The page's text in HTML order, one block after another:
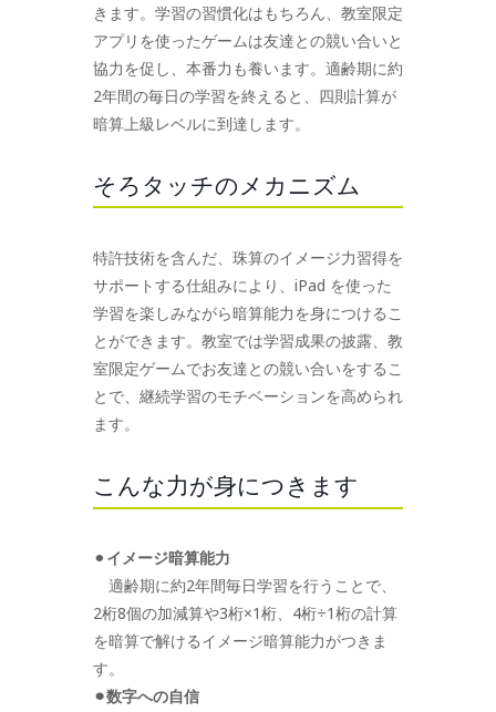
きます。学習の習慣化はもちろん、教室限定
アプリを使ったゲームは友達との競い合いと
協力を促し、本番力も養います。適齢期に約
2年間の毎日の学習を終えると、四則計算が
暗算上級レベルに到達します。
そろタッチのメカニズム
特許技術を含んだ、珠算のイメージ力習得を
サポートする仕組みにより、iPad を使った
学習を楽しみながら暗算能力を身につけるこ
とができます。教室では学習成果の披露、教
室限定ゲームでお友達との競い合いをするこ
とで、継続学習のモチベーションを高められ
ます。
こんな力が身につきます
⚫︎ イメージ暗算能力
適齢期に約2年間毎日学習を行うことで、
2桁8個の加減算や3桁×1桁、4桁÷1桁の計算
を暗算で解けるイメージ暗算能力がつきま
す。
⚫︎数字への自信